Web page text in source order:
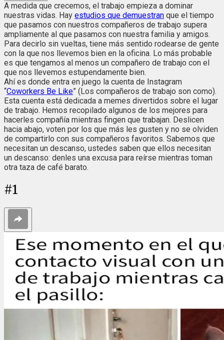
A medida que crecemos, el trabajo empieza a dominar
nuestras vidas. Hay estudios que demuestran que el tiempo
que pasamos con nuestros compañeros de trabajo supera
ampliamente al que pasamos con nuestra familia y amigos.
Para decirlo sin vueltas, tiene más sentido rodearse de gente
con la que nos llevemos bien en la oficina. Lo más probable
es que tengamos al menos un compañero de trabajo con el
que nos llevemos estupendamente bien.
Ahí es donde entra en juego la cuenta de Instagram
“Coworkers Be Like” (Los compañeros de trabajo son como).
Esta cuenta está dedicada a memes divertidos sobre el lugar
de trabajo. Hemos recopilado algunos de los mejores para
hacerles compañía mientras fingen que trabajan. Deslicen
hacia abajo, voten por los que más les gusten y no se olviden
de compartirlo con sus compañeros favoritos. Sabemos que
necesitan un descanso, ustedes saben que ellos necesitan
un descanso: denles una excusa para reírse mientras toman
otra taza de café barato.
#1